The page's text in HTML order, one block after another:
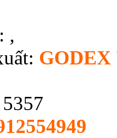
,
GODEX